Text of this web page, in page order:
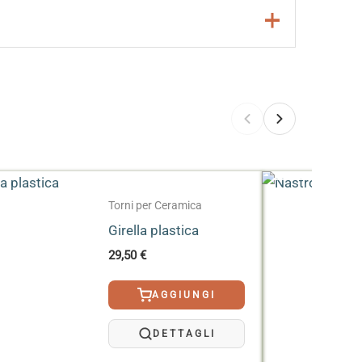
Torni per Ceramica
Girella plastica
29,50€
AGGIUNGI
DETTAGLI